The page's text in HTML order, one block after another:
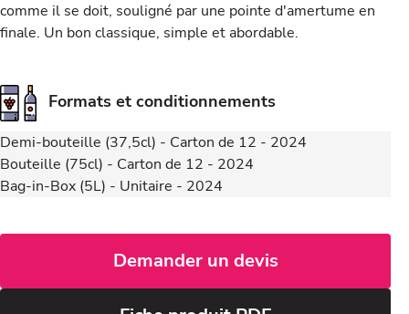
comme il se doit, souligné par une pointe d'amertume en
finale. Un bon classique, simple et abordable.
Formats et conditionnements
Demi-bouteille (37,5cl) - Carton de 12 - 2024
Bouteille (75cl) - Carton de 12 - 2024
Bag-in-Box (5L) - Unitaire - 2024
Demander un devis